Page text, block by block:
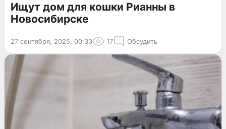
Ищут дом для кошки Рианны в
Новосибирске
27 сентября, 2025, 00:33 17 Обсудить